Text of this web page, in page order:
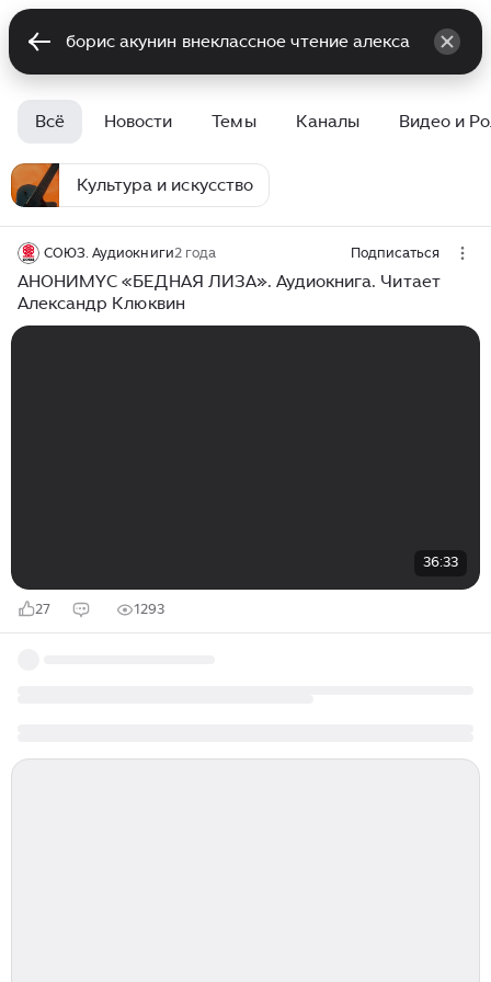
Всё Новости Темы Каналы Видео и
Культура и искусство
СОЮЗ. Аудиокниги2 года Подписаться
АНОНИМYС «БЕДНАЯ ЛИЗА». Аудиокнига. Читает
Александр Клюквин
36:33
27 1293